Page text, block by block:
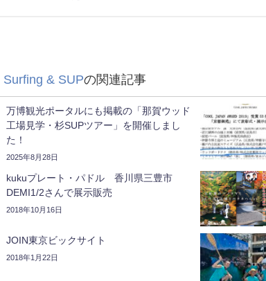
Surfing & SUPの関連記事
万博観光ポータルにも掲載の「那賀ウッド
工場見学・杉SUPツアー」を開催しまし
た！
2025年8月28日
kukuプレート・パドル 香川県三豊市
DEMI1/2さんで展示販売
2018年10月16日
JOIN東京ビックサイト
2018年1月22日